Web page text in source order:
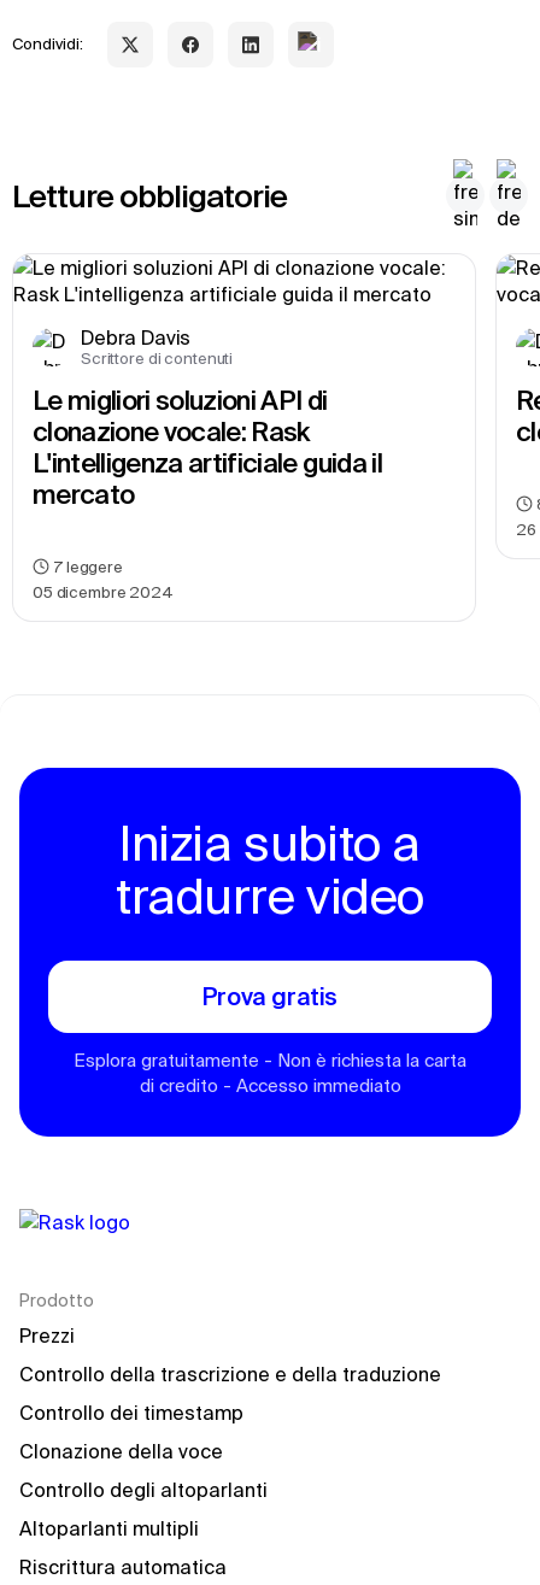
Condividi:
Letture obbligatorie
Debra Davis
Scrittore di contenuti
Le migliori soluzioni API di
clonazione vocale: Rask
L'intelligenza artificiale guida il
mercato
05 dicembre 2024
7 leggere
26
Inizia subito a
tradurre video
Prova gratis
Esplora gratuitamente - Non è richiesta la carta
di credito - Accesso immediato
Prodotto
Prezzi
Controllo della trascrizione e della traduzione
Controllo dei timestamp
Clonazione della voce
Controllo degli altoparlanti
Altoparlanti multipli
Riscrittura automatica